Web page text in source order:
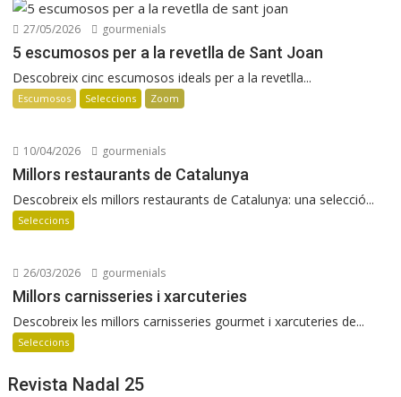
27/05/2026 gourmenials
5 escumosos per a la revetlla de Sant Joan
Descobreix cinc escumosos ideals per a la revetlla...
Escumosos Seleccions Zoom
10/04/2026 gourmenials
Millors restaurants de Catalunya
Descobreix els millors restaurants de Catalunya: una selecció...
Seleccions
26/03/2026 gourmenials
Millors carnisseries i xarcuteries
Descobreix les millors carnisseries gourmet i xarcuteries de...
Seleccions
Revista Nadal 25